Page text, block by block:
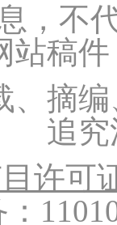
，不
站稿
、摘
追
许可